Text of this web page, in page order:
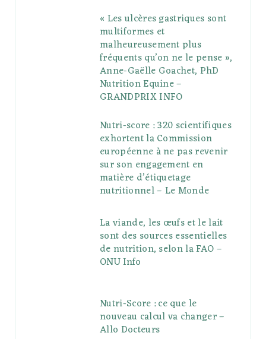
« Les ulcères gastriques sont
multiformes et
malheureusement plus
fréquents qu’on ne le pense »,
Anne-Gaëlle Goachet, PhD
Nutrition Equine –
GRANDPRIX INFO
Nutri-score : 320 scientifiques
exhortent la Commission
européenne à ne pas revenir
sur son engagement en
matière d’étiquetage
nutritionnel – Le Monde
La viande, les œufs et le lait
sont des sources essentielles
de nutrition, selon la FAO –
ONU Info
Nutri-Score : ce que le
nouveau calcul va changer –
Allo Docteurs